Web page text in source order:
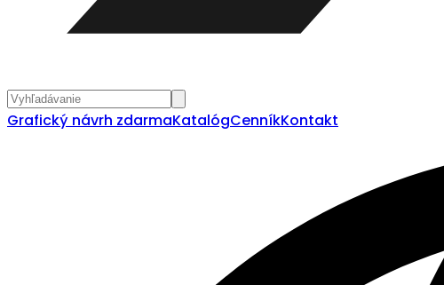
Grafický návrh zdarmaKatalógCenníkKontakt